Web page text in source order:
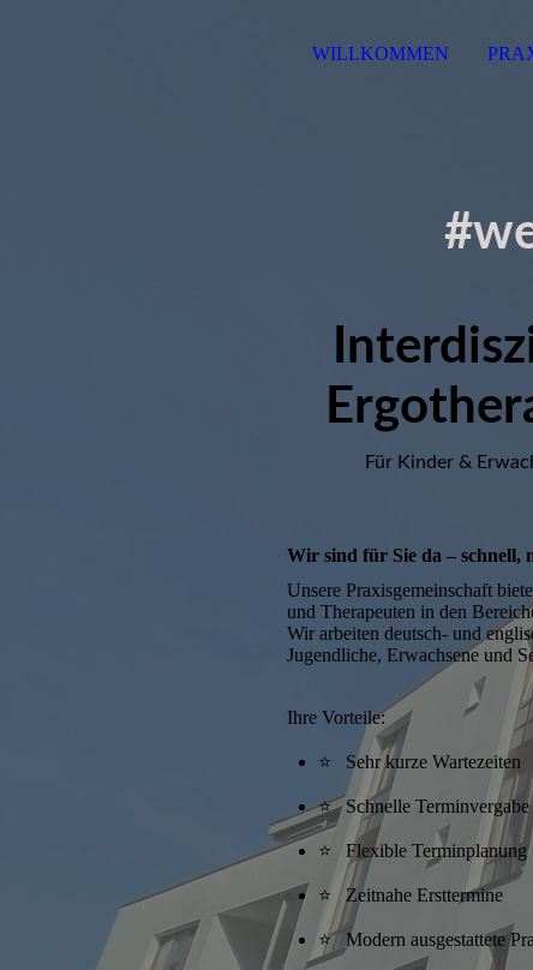
WILLKOMMEN
Für Kinder &
Wir sind für Sie da – schnell,
Unsere Praxisgemeinschaft
und Therapeuten in den
Wir arbeiten deutsch- und
Jugendliche, Erwachsene und
Ihre Vorteile:
⭐ Sehr kurze Wartezeiten
⭐ Schnelle Terminvergabe
⭐ Flexible Terminplanung
⭐ Zeitnahe Ersttermine
⭐ Modern ausgestattete